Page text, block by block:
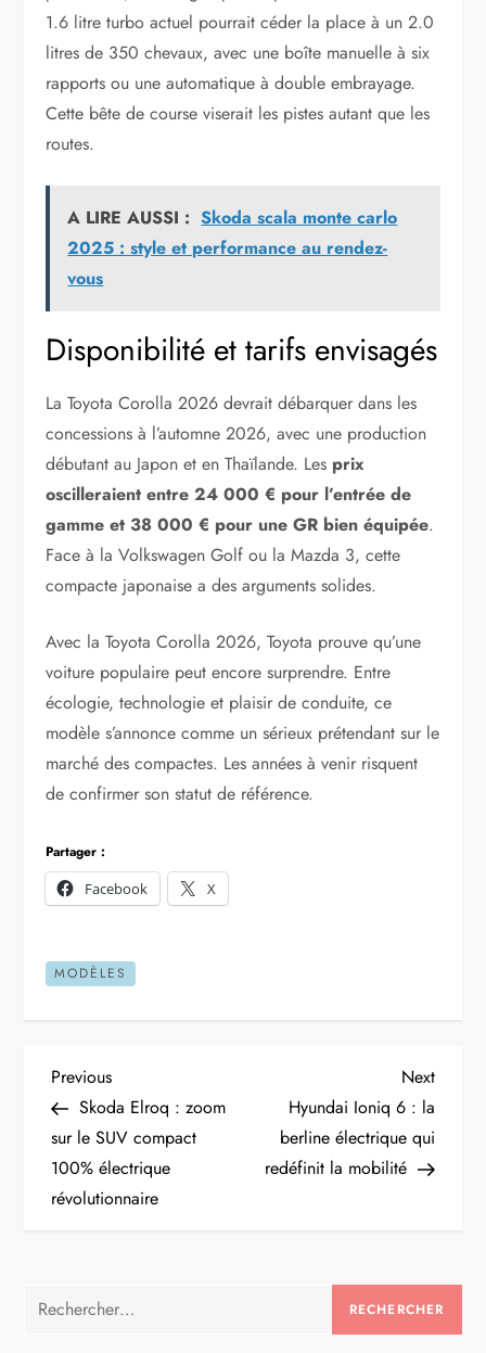
1.6 litre turbo actuel pourrait céder la place à un 2.0
litres de 350 chevaux, avec une boîte manuelle à six
rapports ou une automatique à double embrayage.
Cette bête de course viserait les pistes autant que les
routes.
A LIRE AUSSI : Skoda scala monte carlo
2025 : style et performance au rendez-
vous
Disponibilité et tarifs envisagés
La Toyota Corolla 2026 devrait débarquer dans les
concessions à l’automne 2026, avec une production
débutant au Japon et en Thaïlande. Les prix
oscilleraient entre 24 000 € pour l’entrée de
gamme et 38 000 € pour une GR bien équipée.
Face à la Volkswagen Golf ou la Mazda 3, cette
compacte japonaise a des arguments solides.
Avec la Toyota Corolla 2026, Toyota prouve qu’une
voiture populaire peut encore surprendre. Entre
écologie, technologie et plaisir de conduite, ce
modèle s’annonce comme un sérieux prétendant sur le
marché des compactes. Les années à venir risquent
de confirmer son statut de référence.
Partager :
Facebook
X
MODÈLES
N
a
v
g
Previous
Post
Previous
Skoda Elroq : zoom
sur le SUV compact
100% électrique
révolutionnaire
Next
Post
Next
Hyundai Ioniq 6 : la
berline électrique qui
redéfinit la mobilité
Rechercher :